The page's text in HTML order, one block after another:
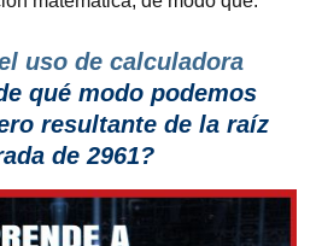
uso de calculadora
qué modo podemos
resultante de la raíz
de 2961?